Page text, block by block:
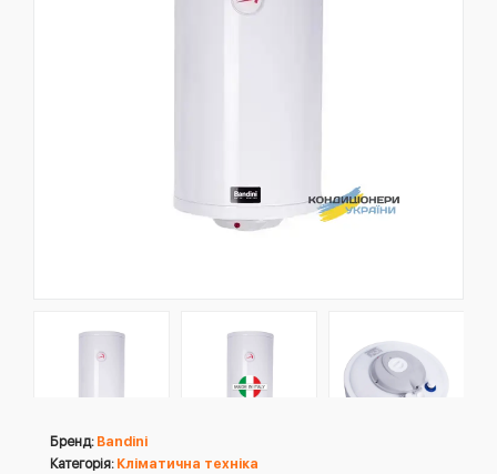
Бренд: Bandini
Категорія: Кліматична техніка